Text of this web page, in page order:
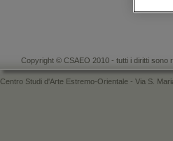
Copyright © CSAEO 2010 - tutti i diritti
Centro Studi d'Arte Estremo-Orientale - Via S.